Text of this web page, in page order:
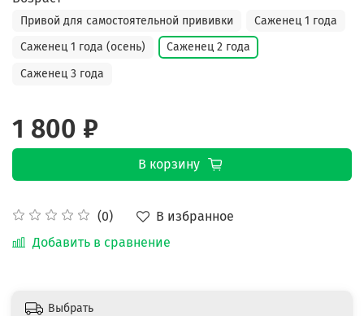
(0)
В избранное
Добавить в сравнение
Привой для самостоятельной прививки
Саженец 1 года
Саженец 1 года (осень)
Саженец 2 года
Саженец 3 года
1 800 ₽
В корзину
Выбрать